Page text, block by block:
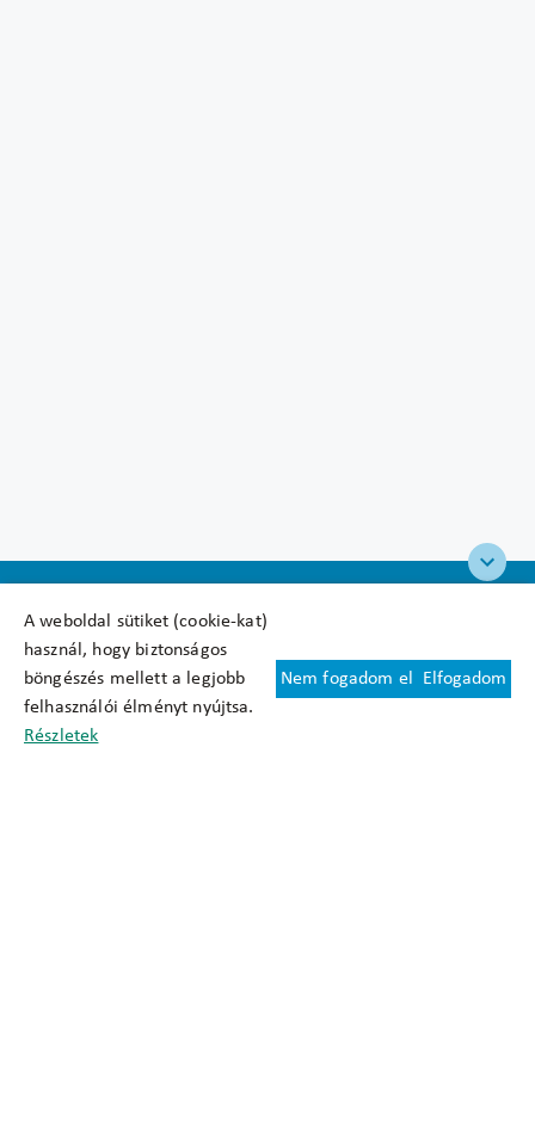
A weboldal sütiket (cookie-kat)
használ, hogy biztonságos
böngészés mellett a legjobb
felhasználói élményt nyújtsa.
Részletek
Nem fogadom el Elfogadom
Felhasználási feltételek